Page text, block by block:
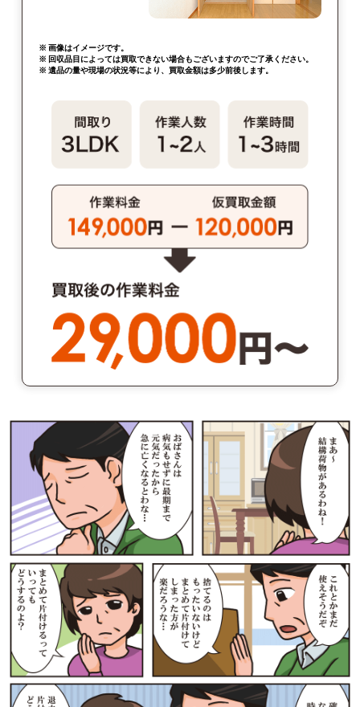
※ 画像はイメージです。
※ 回収品目によっては買取できない場合もございますのでご了承ください。
※ 遺品の量や現場の状況等により、買取金額は多少前後します。